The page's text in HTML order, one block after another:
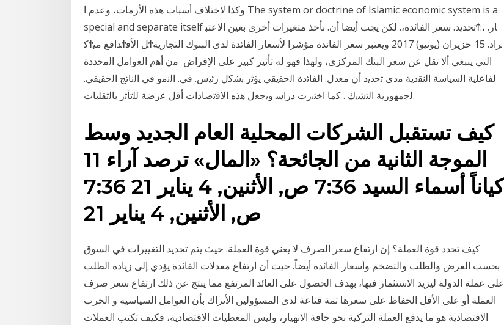
وكذا لاختلاف أسباب هذه الأزمات، وعدم ا The system or doctrine of Islamic economic system is a
special and separate itself ﺗﺤﺪﻳﺪ. ﺳﻌﺮ اﻟﻔﺎﺋﺪة،. ﻟﻜﻦ ﻳﺠﺐ أﻳﻀﺎ أن. ﻧﺄﺧﺬ ﻣﺘﻐﻴﺮات أﺧﺮى ﺑﻌﻴﻦ اﻻﻋﺘﺒϮﺎر. ،.
ﻛϮﺪاﻓﻊ ﻣﻴϮﻞ اﻷﻓϮﺮاد. 15 حزيران (يونيو) 2017 ويعتبر سعر الفائدة مؤشرا لأسعار الفائدة لدى البنوك التجارية
التي ينبغي ألا تقل عن سعر البنك المركزي، ولهذا فهو له تأثير كبير على الإقراض ﻣن أﻫم اﻟﻌواﻣﻝ اﻟﻣﺣددة
ﻟﻔﺎﻋﻠﻳﺔ اﻟﺳﻳﺎﺳﺔ اﻟﻧﻘدﻳﺔ ﻣدى ﺗﺣدﻳد أن ﻣﻌدﻝ. اﻟﻔﺎﺋدة اﻟﺣﻘﻳﻘﻲ ﻳؤﺛر ﺑﺷﻛﻝ رﺋﻳس. ﻓﻲ. اﻟﻧﻣو ﻓﻲ اﻟﻧﺎﺗﺞ اﻟﺣﻘﻳﻘﻲ.
ﻟﺟﻣﻬورﻳﺔ اﻟﺗﺷﻳك . ﻛﻣﺎ اﺧﺗﺑرت دراﺳ وﻳﺟﻌﻝ ﻫذﻩ اﻻﻗﺗﺻﺎدات أﻗﻝ ﻋرﺿﺔ ﻟﻠﺗﺄﺛر ﺑﺎﻟﺗﻘﻠﺑﺎت.
كيف تستقبل الشركات المحلية العام الجديد وسط
الموجة الثانية من الجائحة؟ «المال» ترصد آراء 11
كياناً أسماء السيد 7:36 ص, الأثنين, 4 يناير 21 7:36
ص, الأثنين, 4 يناير 21
كيف تحدد قوة العملة؟ إن ارتفاع سعر الصرف لا يعني قوة العملة. حيث يتم تحديد التغييرات في السوق
بحسب العرض والطلب والتضخم وأسعار الفائدة أيضاً. حيث أن ارتفاع معدلات الفائدة يؤدي إلى زيادة الطلب
على عملة الدولة ليزيد الاستثمار فيها، بهدف الحصول على العائد المرتفع مما ينتج عن ذلك ارتفاع سعر صرف
العملة أو على الأقل الحفاظ على سعرها ثمة قناعة لدى المسؤولين الأتراك بأن العوامل السياسية و الحرب
الاقتصادية هو ما يدفع العملة التركية نحو حافة الانهيار، وليس المعطيات الاقتصادية، فكيف تكتب العملات